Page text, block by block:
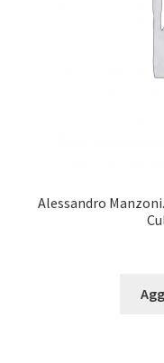
Alessandro